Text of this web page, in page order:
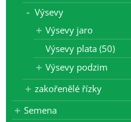
Výsevy
Výsevy jaro
Výsevy plata (50)
Výsevy podzim
zakořenělé řízky
Semena